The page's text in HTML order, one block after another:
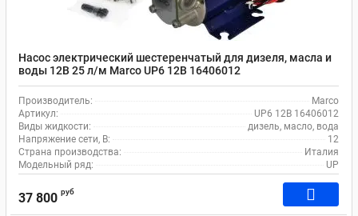
Насос электрический шестеренчатый для дизеля, масла и
воды 12В 25 л/м Marco UP6 12В 16406012
Производитель:
Marco
Артикул:
UP6 12В 16406012
Виды жидкости:
дизель, масло, вода
Напряжение сети, В:
12
Страна производства:
Италия
Модельный ряд:
UP
37 800 руб